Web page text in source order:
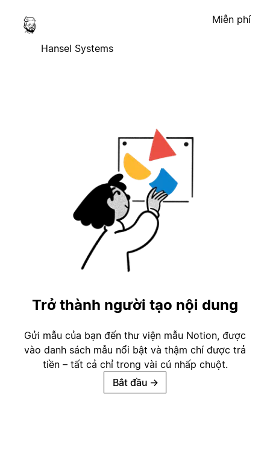
Hansel Systems
Miễn phí
Trở thành người tạo nội dung
Gửi mẫu của bạn đến thư viện mẫu Notion, được
vào danh sách mẫu nổi bật và thậm chí được trả
tiền – tất cả chỉ trong vài cú nhấp chuột.
Bắt đầu →